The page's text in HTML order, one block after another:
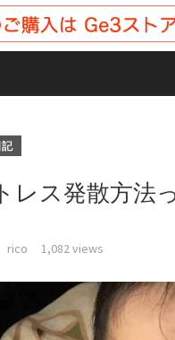
レス発散方法
rico 1,082 views